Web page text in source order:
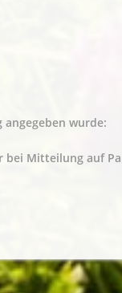
angegeben wurde:
bei Mitteilung auf